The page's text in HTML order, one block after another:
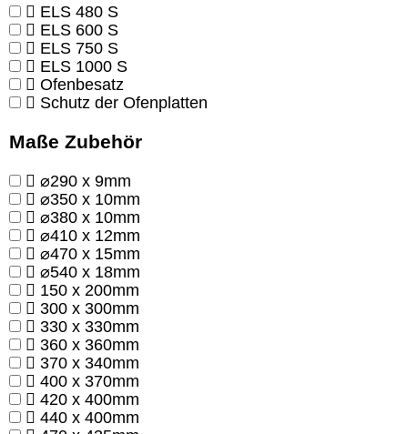
ELS 480 S
ELS 600 S
ELS 750 S
ELS 1000 S
Ofenbesatz
Schutz der Ofenplatten
Maße Zubehör
⌀290 x 9mm
⌀350 x 10mm
⌀380 x 10mm
⌀410 x 12mm
⌀470 x 15mm
⌀540 x 18mm
150 x 200mm
300 x 300mm
330 x 330mm
360 x 360mm
370 x 340mm
400 x 370mm
420 x 400mm
440 x 400mm